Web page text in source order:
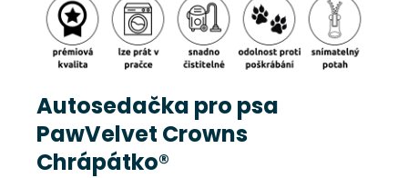
Autosedačka pro psa
PawVelvet Crowns
Chrápátko®